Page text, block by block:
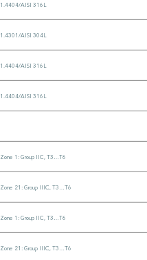
1.4404/AISI 316L
1.4301/AISI 304L
1.4404/AISI 316L
1.4404/AISI 316L
Zone 1: Group IIC, T3…T6
Zone 21: Group IIIC, T3…T6
Zone 1: Group IIC, T3…T6
Zone 21: Group IIIC, T3…T6